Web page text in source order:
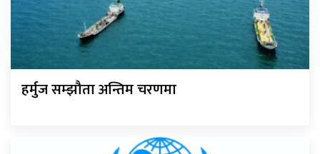
हर्मुज सम्झौता अन्तिम चरणमा